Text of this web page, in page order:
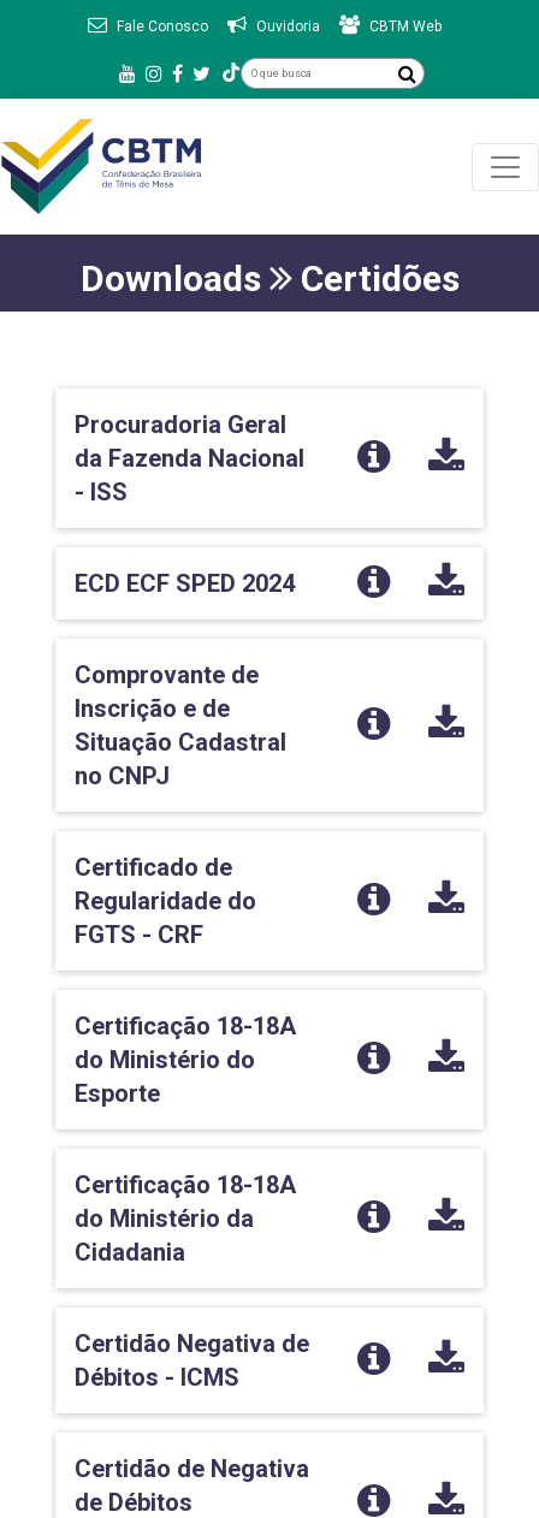
Fale Conosco Ouvidoria CBTM Web
Downloads Certidões
Procuradoria Geral
da Fazenda Nacional
- ISS
ECD ECF SPED 2024
Comprovante de
Inscrição e de
Situação Cadastral
no CNPJ
Certificado de
Regularidade do
FGTS - CRF
Certificação 18-18A
do Ministério do
Esporte
Certificação 18-18A
do Ministério da
Cidadania
Certidão Negativa de
Débitos - ICMS
Certidão de Negativa
de Débitos